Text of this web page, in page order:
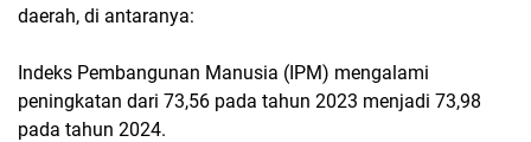
daerah, di antaranya:
Indeks Pembangunan Manusia (IPM) mengalami
peningkatan dari 73,56 pada tahun 2023 menjadi 73,98
pada tahun 2024.